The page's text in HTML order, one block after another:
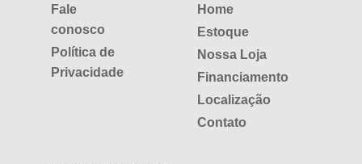
Fale
conosco
Política de
Privacidade
Home
Estoque
Nossa Loja
Financiamento
Localização
Contato